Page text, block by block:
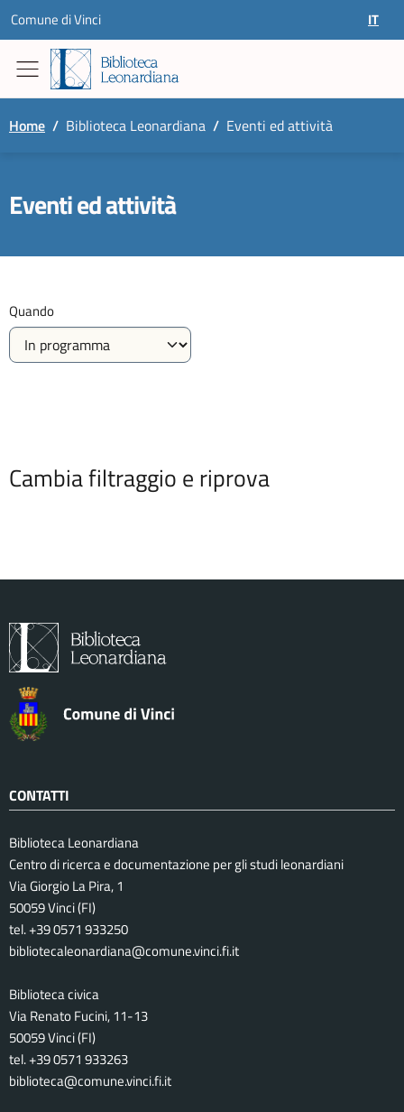
Skip to content
Comune di Vinci IT
Home / Biblioteca Leonardiana / Eventi ed attività
Eventi ed attività
Quando
Cambia filtraggio e riprova
CONTATTI
Biblioteca Leonardiana
Centro di ricerca e documentazione per gli studi leonardiani
Via Giorgio La Pira, 1
50059 Vinci (FI)
tel. +39 0571 933250
bibliotecaleonardiana@comune.vinci.fi.it
Biblioteca civica
Via Renato Fucini, 11-13
50059 Vinci (FI)
tel. +39 0571 933263
biblioteca@comune.vinci.fi.it